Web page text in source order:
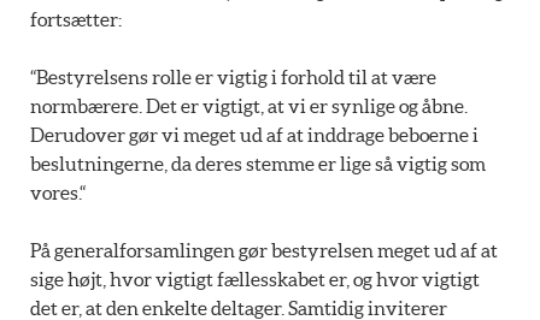
fortsætter:
“Bestyrelsens rolle er vigtig i forhold til at være
normbærere. Det er vigtigt, at vi er synlige og åbne.
Derudover gør vi meget ud af at inddrage beboerne i
beslutningerne, da deres stemme er lige så vigtig som
vores.“
På generalforsamlingen gør bestyrelsen meget ud af at
sige højt, hvor vigtigt fællesskabet er, og hvor vigtigt
det er, at den enkelte deltager. Samtidig inviterer